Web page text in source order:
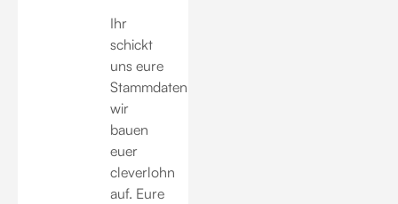
Ihr
schickt
uns eure
Stammdaten,
wir
bauen
euer
cleverlohn
auf. Eure